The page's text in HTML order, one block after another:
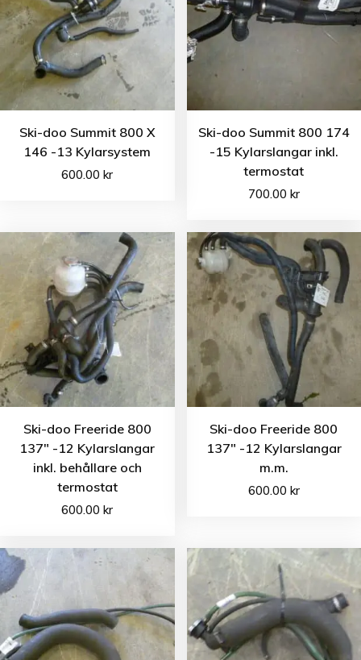
Ski-doo Summit 800 X
146 -13 Kylarsystem
600.00kr
Ski-doo Summit 800 174
-15 Kylarslangar inkl.
termostat
700.00 kr
Ski-doo Freeride 800
137″ -12 Kylarslangar
inkl. behållare och
termostat
600.00kr
Ski-doo Freeride 800
137″ -12 Kylarslangar
m.m.
600.00 kr